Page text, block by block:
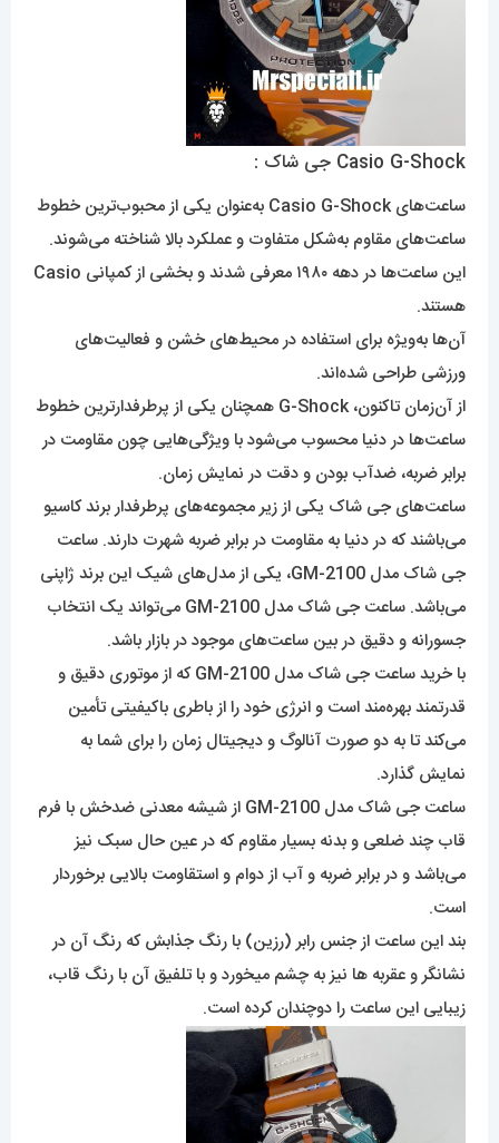
Casio G-Shock جی شاک :
ساعت‌های Casio G-Shock به‌عنوان یکی از محبوب‌ترین خطوط
ساعت‌های مقاوم به‌شکل متفاوت و عملکرد بالا شناخته می‌شوند.
این ساعت‌ها در دهه ۱۹۸۰ معرفی شدند و بخشی از کمپانی Casio
هستند.
آن‌ها به‌ویژه برای استفاده در محیط‌های خشن و فعالیت‌های
ورزشی طراحی شده‌اند.
از آن‌زمان تاکنون، G-Shock همچنان یکی از پرطرفدارترین خطوط
ساعت‌ها در دنیا محسوب می‌شود با ویژگی‌هایی چون مقاومت در
برابر ضربه، ضدآب بودن و دقت در نمایش زمان.
ساعت‌‌های جی شاک یکی از زیر مجموعه‌‌های پرطرفدار برند کاسیو
می‌باشند که در دنیا به مقاومت در برابر ضربه شهرت دارند. ساعت
جی شاک مدل GM-2100، یکی از مدل‌های شیک این برند ژاپنی
می‌باشد. ساعت جی شاک مدل GM-2100 می‌تواند یک انتخاب
جسورانه و دقیق در بین ساعت‌های موجود در بازار باشد.
با خرید ساعت جی شاک مدل GM-2100 که از موتوری دقیق و
قدرتمند بهره‌مند است و انرژی خود را از باطری باکیفیتی تأمین
می‌کند تا به دو صورت آنالوگ و دیجیتال زمان را برای شما به
نمایش گذارد.
ساعت جی شاک مدل GM-2100 از شیشه معدنی ضدخش با فرم
قاب چند ضلعی و بدنه بسیار مقاوم که در عین حال سبک نیز
می‌باشد و در برابر ضربه و آب از دوام و استقاومت بالایی برخوردار
است.
بند این ساعت از جنس رابر (رزین) با رنگ جذابش که رنگ آن در
نشانگر و عقربه ها نیز به چشم میخورد و با تلفیق آن با رنگ قاب،
زیبایی این ساعت را دوچندان کرده است.